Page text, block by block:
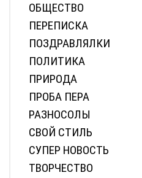
ОБЩЕСТВО
ПЕРЕПИСКА
ПОЗДРАВЛЯЛКИ
ПОЛИТИКА
ПРИРОДА
ПРОБА ПЕРА
РАЗНОСОЛЫ
СВОЙ СТИЛЬ
СУПЕР НОВОСТЬ
ТВОРЧЕСТВО